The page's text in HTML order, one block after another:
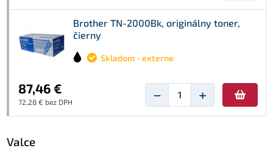
Brother TN-2000Bk, originálny toner,
čierny
Skladom - externe
87,46 €
72,28 € bez DPH − +
Valce